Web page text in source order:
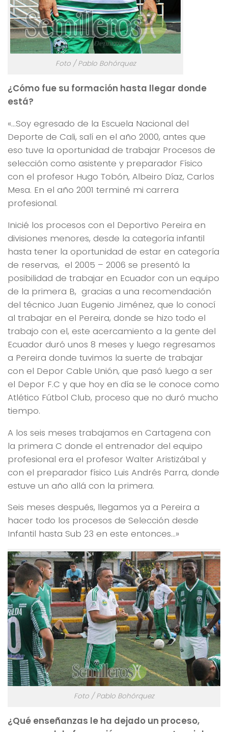
Foto / Pablo Bohórquez
¿Cómo fue su formación hasta llegar donde
está?
«…Soy egresado de la Escuela Nacional del
Deporte de Cali, salí en el año 2000, antes que
eso tuve la oportunidad de trabajar Procesos de
selección como asistente y preparador Físico
con el profesor Hugo Tobón, Albeiro Díaz, Carlos
Mesa. En el año 2001 terminé mi carrera
profesional.
Inicié los procesos con el Deportivo Pereira en
divisiones menores, desde la categoría infantil
hasta tener la oportunidad de estar en categoría
de reservas, el 2005 – 2006 se presentó la
posibilidad de trabajar en Ecuador con un equipo
de la primera B, gracias a una recomendación
del técnico Juan Eugenio Jiménez, que lo conocí
al trabajar en el Pereira, donde se hizo todo el
trabajo con el, este acercamiento a la gente del
Ecuador duró unos 8 meses y luego regresamos
a Pereira donde tuvimos la suerte de trabajar
con el Depor Cable Unión, que pasó luego a ser
el Depor F.C y que hoy en día se le conoce como
Atlético Fútbol Club, proceso que no duró mucho
tiempo.
A los seis meses trabajamos en Cartagena con
la primera C donde el entrenador del equipo
profesional era el profesor Walter Aristizábal y
con el preparador físico Luis Andrés Parra, donde
estuve un año allá con la primera.
Seis meses después, llegamos ya a Pereira a
hacer todo los procesos de Selección desde
Infantil hasta Sub 23 en este entonces…»
Foto / Pablo Bohórquez
¿Qué enseñanzas le ha dejado un proceso,